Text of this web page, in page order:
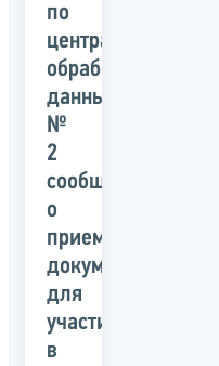
по
централизованной
обработке
данных
№
2
сообщает
о
приеме
документов
для
участия
в